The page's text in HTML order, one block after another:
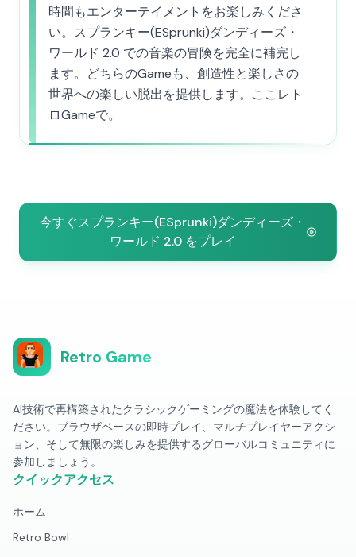
時間もエンターテイメントをお楽しみくださ
い。スプランキー(ESprunki)ダンディーズ・
ワールド 2.0 での音楽の冒険を完全に補完し
ます。どちらのGameも、創造性と楽しさの
世界への楽しい脱出を提供します。ここレト
ロGameで。
今すぐスプランキー(ESprunki)ダンディーズ・
ワールド 2.0 をプレイ
Retro Game
AI技術で再構築されたクラシックゲーミングの魔法を体験してく
ださい。ブラウザベースの即時プレイ、マルチプレイヤーアクシ
ョン、そして無限の楽しみを提供するグローバルコミュニティに
参加しましょう。
クイックアクセス
ホーム
Retro Bowl